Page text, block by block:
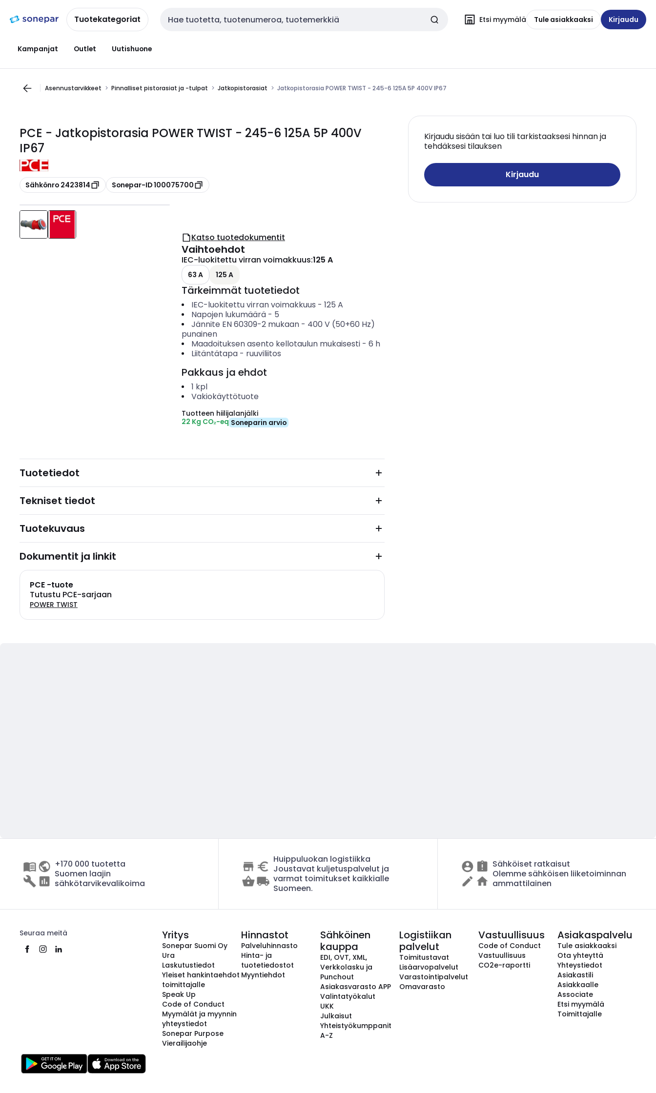
navigointiinsisältöönTuotekategoriat Haku Etsi myymälä Tule asiakkaaksi Kirjaudu
Kampanjat Outlet Uutishuone
Asennustarvikkeet Pinnalliset pistorasiat ja -tulpat Jatkopistorasiat Jatkopistorasia POWER TWIST - 245-6 125A 5P 400V IP67
PCE - Jatkopistorasia POWER TWIST - 245-6 125A 5P 400V
IP67
Kopioi
Sähkönro 2423814 Kopioi
Sonepar-ID 100075700
Kirjaudu sisään tai luo tili tarkistaaksesi hinnan ja
tehdäksesi tilauksen
Kirjaudu
Katso tuotedokumentit
Vaihtoehdot
IEC-luokitettu virran voimakkuus:125 A
63 A 125 A
Tärkeimmät tuotetiedot
IEC-luokitettu virran voimakkuus - 125 A
Napojen lukumäärä- 5
Jännite EN 60309-2 mukaan- 400 V (50+60 Hz)
punainen
Maadoituksen asento kellotaulun mukaisesti- 6 h
Liitäntätapa- ruuviliitos
Pakkaus ja ehdot
1 kpl
Vakiokäyttötuote
Tuotteen hiilijalanjälki
22 Kg CO₂-eq Soneparin arvio
Tuotetiedot
Tekniset tiedot
Tuotekuvaus
Dokumentit ja linkit
PCE -tuote
Tutustu PCE-sarjaan
POWER TWIST
+170 000 tuotetta
Suomen laajin
sähkötarvikevalikoima
Huippuluokan logistiikka
Joustavat kuljetuspalvelut ja
varmat toimitukset kaikkialle
Suomeen.
Sähköiset ratkaisut
Olemme sähköisen liiketoiminnan
ammattilainen
Seuraa meitä Yritys
Sonepar Suomi Oy
Ura
Laskutustiedot
Yleiset hankintaehdot
toimittajalle
Speak Up
Code of Conduct
Myymälät ja myynnin
yhteystiedot
Sonepar Purpose
Vierailijaohje
Hinnastot
Palveluhinnasto
Hinta- ja
tuotetiedostot
Myyntiehdot
Sähköinen
kauppa
EDI, OVT, XML,
Verkkolasku ja
Punchout
Asiakasvarasto APP
Valintatyökalut
UKK
Julkaisut
Yhteistyökumppanit
A-Z
Logistiikan
palvelut
Toimitustavat
Lisäarvopalvelut
Varastointipalvelut
Omavarasto
Vastuullisuus
Code of Conduct
Vastuullisuus
CO2e-raportti
Asiakaspalvelu
Tule asiakkaaksi
Ota yhteyttä
Yhteystiedot
Asiakastili
Asiakkaalle
Associate
Etsi myymälä
Toimittajalle